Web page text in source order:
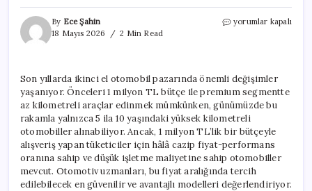
By Ece Şahin
18 Mayıs 2026
2 Min Read
1
Olabileceğiniz
En
İyi
Otomobiller:
Kaçırılmayacak
Fırsatlar
için
yorumlar kapalı
Son yıllarda ikinci el otomobil pazarında önemli değişimler
yaşanıyor. Önceleri 1 milyon TL bütçe ile premium segmentte
az kilometreli araçlar edinmek mümkünken, günümüzde bu
rakamla yalnızca 5 ila 10 yaşındaki yüksek kilometreli
otomobiller alınabiliyor. Ancak, 1 milyon TL’lik bir bütçeyle
alışveriş yapan tüketiciler için hâlâ cazip fiyat-performans
oranına sahip ve düşük işletme maliyetine sahip otomobiller
mevcut. Otomotiv uzmanları, bu fiyat aralığında tercih
edilebilecek en güvenilir ve avantajlı modelleri değerlendiriyor.